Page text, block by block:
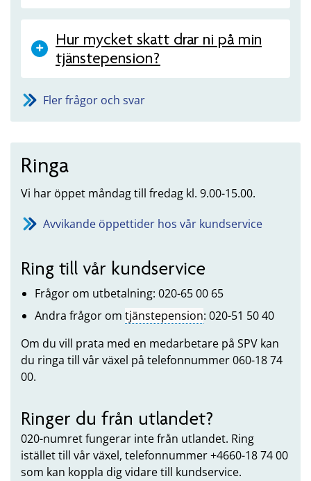
Hur mycket skatt drar ni på min
tjänstepension?
Fler frågor och svar
Ringa
Vi har öppet måndag till fredag kl. 9.00-15.00.
Avvikande öppettider hos vår kundservice
Ring till vår kundservice
Frågor om utbetalning: 020-65 00 65
Andra frågor om tjänstepension: 020-51 50 40
Om du vill prata med en medarbetare på SPV kan
du ringa till vår växel på telefonnummer 060-18 74
00.
Ringer du från utlandet?
020-numret fungerar inte från utlandet. Ring
istället till vår växel, telefonnummer +4660-18 74 00
som kan koppla dig vidare till kundservice.